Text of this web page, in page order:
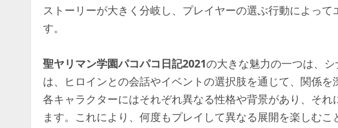
ストーリーが大きく分岐し、プレイヤーの選ぶ行動によっ
す。
聖ヤリマン学園パコパコ日記2021の大きな魅力の一つは、
は、ヒロインとの会話やイベントの選択肢を通じて、関係を
各キャラクターにはそれぞれ異なる性格や背景があり、そ
ます。これにより、何度もプレイして異なる展開を楽しむこ